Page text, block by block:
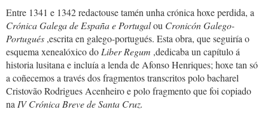
Entre 1341 e 1342 redactouse tamén unha crónica hoxe perdida, a
Crónica Galega de España e Portugalou Cronicón Galego-
Portugués ,escrita en galego-portugués. Esta obra, que seguiría o
esquema xenealóxico do Liber Regum ,dedicaba un capítulo á
historia lusitana e incluía a lenda de Afonso Henriques; hoxe tan só
a coñecemos a través dos fragmentos transcritos polo bacharel
Cristovão Rodrigues Acenheiro e polo fragmento que foi copiado
na IV Crónica Breve de Santa Cruz.